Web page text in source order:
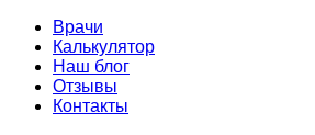
Врачи
Калькулятор
Наш блог
Отзывы
Контакты